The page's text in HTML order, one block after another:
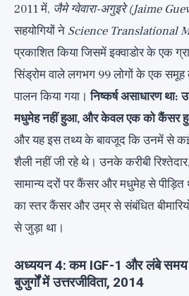
2011 में, जैमे ग्वेवारा-अगुइरे (Jaime
सहयोगियों ने Science Translational
प्रकाशित किया जिसमें इक्वाडोर के एक
सिंड्रोम वाले लगभग 99 लोगों के एक समूह
पालन किया गया।निष्कर्ष असाधारण
मधुमेह नहीं हुआ, और केवल एक को कैंसर
और यह इस तथ्य के बावजूद कि उनमें से
शैली नहीं जी रहे थे। उनके करीबी
सामान्य दरों पर कैंसर और मधुमेह से
का स्तर कैंसर और उम्र से संबंधित
से जुड़ा था।
अध्ययन 4: कम IGF-1 और लंबे समय
बुजुर्गों में उत्तरजीविता, 2014